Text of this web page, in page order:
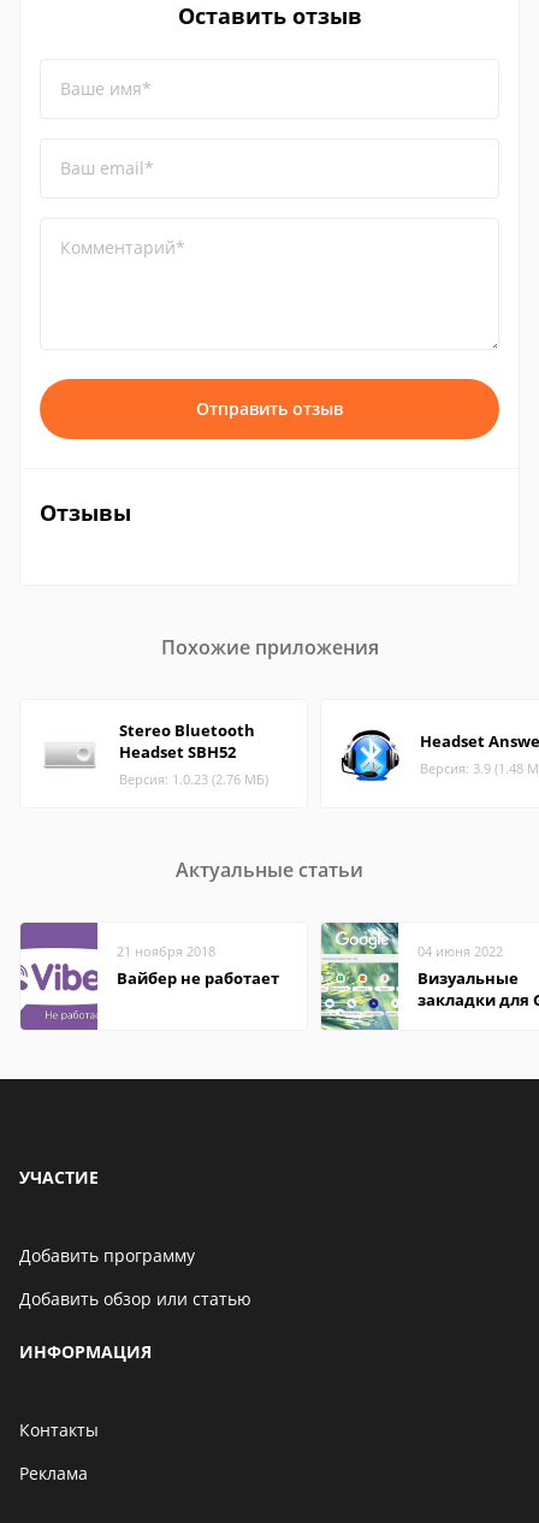
Оставить отзыв
Ваше имя*
Ваш email*
Комментарий*
Отправить отзыв
Отзывы
Похожие приложения
Stereo Bluetooth
Headset SBH52
Версия: 1.0.23 (2.76 МБ)
Headset
Версия: 3.9 (1.48
Актуальные статьи
21 ноября 2018
Вайбер не работает
04 июня 2022
Визуальные
закладки для
УЧАСТИЕ
Добавить программу
Добавить обзор или статью
ИНФОРМАЦИЯ
Контакты
Реклама